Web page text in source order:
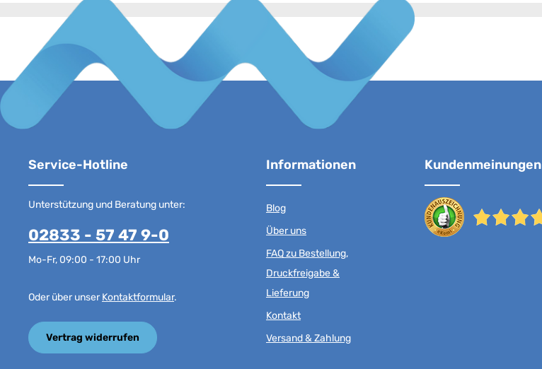
Service-Hotline
Unterstützung und Beratung unter:
02833 - 57 47 9-0
Mo-Fr, 09:00 - 17:00 Uhr
Oder über unserKontaktformular.
Vertrag widerrufen
Informationen
Blog
Über uns
FAQ zu Bestellung,
Druckfreigabe &
Lieferung
Kontakt
Versand & Zahlung
Kundenmeinungen